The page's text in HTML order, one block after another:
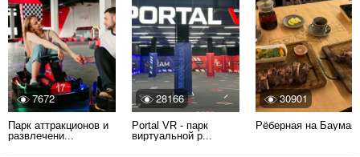
7672
Парк аттракционов и
развлечени...
28166
Portal VR - парк
виртуальной р...
30901
Рёберная на